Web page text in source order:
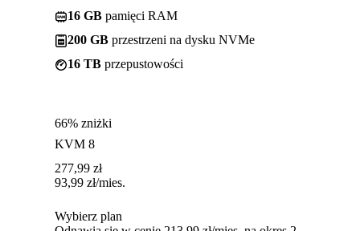
16 GB pamięci RAM
200 GB przestrzeni na dysku NVMe
16 TB przepustowości
66% zniżki
KVM 8
277,99 zł
93,99 zł/mies.
Wybierz plan